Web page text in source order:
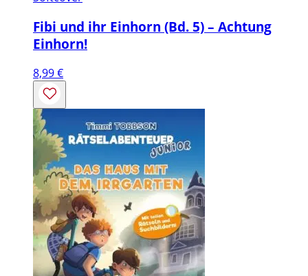
Fibi und ihr Einhorn (Bd. 5) – Achtung
Einhorn!
8,99€